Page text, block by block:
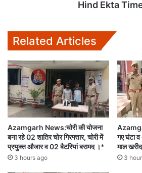
Hind Ekta
Related Articles
Azamgarh News:चोरी की योजना
बना रहे 02 शातिर चोर गिरफ्तार, चोरी में
प्रयुक्त औजार व 02 बैटरियां बरामद ।*
3 hours ago
गए घंटा व
माल
3